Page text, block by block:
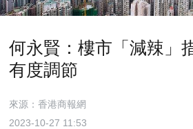
何永賢：樓市「減辣」
有度調節
來源：香港商報網
2023-10-27 11:53